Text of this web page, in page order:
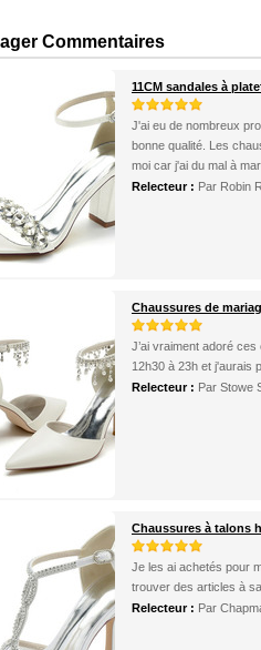
Commentaires
11CM sandales à
J'ai eu de nombreux
bonne qualité. Les
moi car j'ai du mal à
Relecteur : Par Robin
Chaussures de
J’ai vraiment adoré
12h30 à 23h et j'aurais
Relecteur : Par Stowe
Chaussures à talons
Je les ai achetés pour
trouver des articles à
Relecteur : Par